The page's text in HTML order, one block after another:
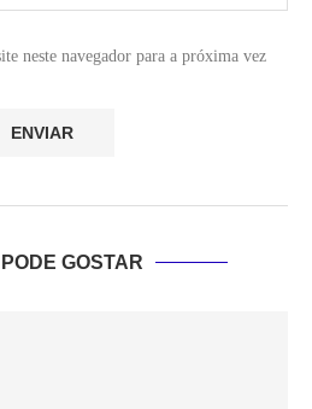
neste navegador para a próxima vez
GOSTAR